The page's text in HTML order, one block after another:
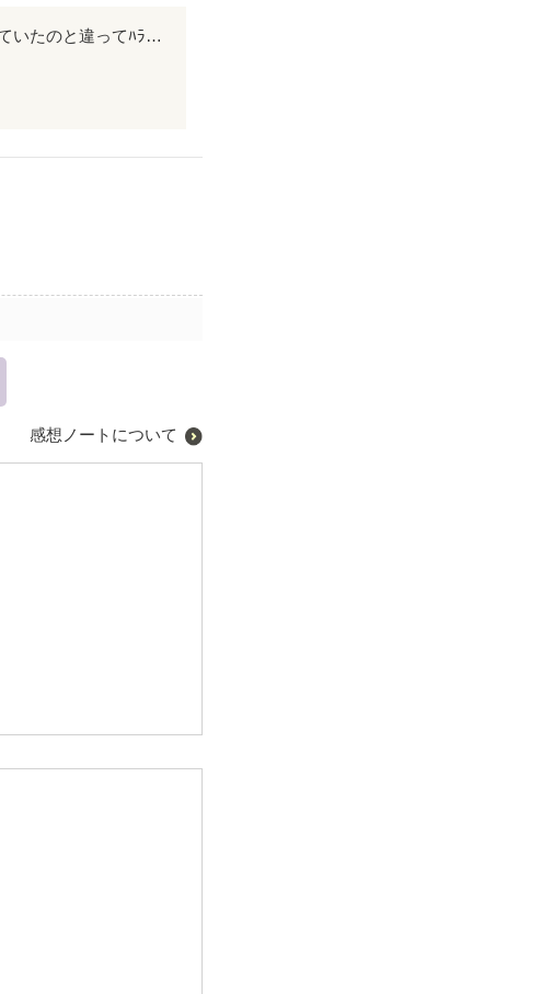
美鶴が両想いになる話があって嬉しくて覗いてみました 私が思い描いていたのと違ってﾊﾗﾊﾗでﾍﾟｰｼﾞをめくることが楽しかったし、何か…を学ぶことができました!!!!
何か…を学ぶことが
感想ノートについて